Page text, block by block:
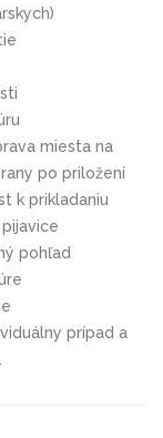
miesta na
po priložení
k prikladaniu
pohľad
prípad a